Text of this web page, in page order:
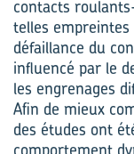
contacts
telles
défaillance du
influencé par le
les engrenages
Afin de mieux
des études ont